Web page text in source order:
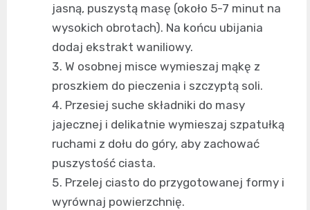
jasną, puszystą masę (około 5-7 minut na
wysokich obrotach). Na końcu ubijania
dodaj ekstrakt waniliowy.
W osobnej misce wymieszaj mąkę z
proszkiem do pieczenia i szczyptą soli.
Przesiej suche składniki do masy
jajecznej i delikatnie wymieszaj szpatułką
ruchami z dołu do góry, aby zachować
puszystość ciasta.
Przelej ciasto do przygotowanej formy i
wyrównaj powierzchnię.